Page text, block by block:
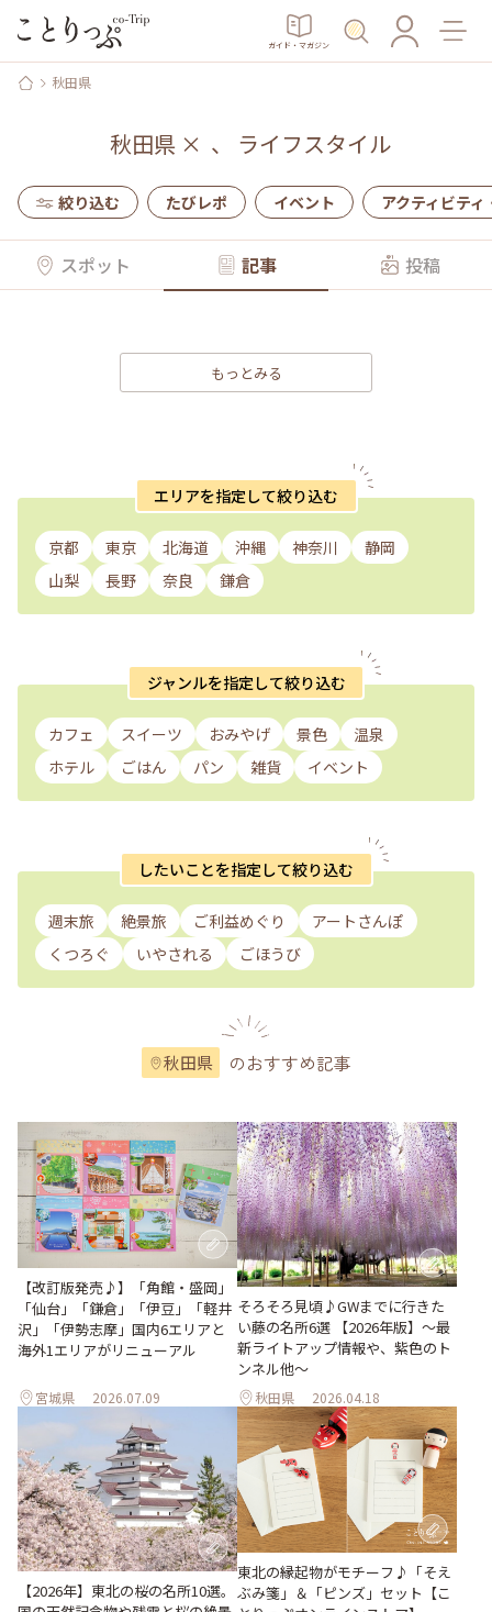
ガイド・マガジン
秋田県
秋田県 × 、 ライフスタイル
絞り込む たびレポ イベント アクティビティ
スポット 記事 投稿
もっとみる
エリアを指定して絞り込む
京都 東京 北海道 沖縄 神奈川
静岡
山梨
長野 奈良 鎌倉
ジャンルを指定して絞り込む
カフェ スイーツ おみやげ 景色
温泉
ホテル
ごはん パン 雑貨 イベント
したいことを指定して絞り込む
週末旅 絶景旅 ご利益めぐり
アートさんぽ
くつろぐ
いやされる ごほうび
秋田県 のおすすめ記事
【改訂版発売♪】「角館・盛岡」
「仙台」「鎌倉」「伊豆」「軽井
沢」「伊勢志摩」国内6エリアと
海外1エリアがリニューアル
宮城県 2026.07.09
そろそろ見頃♪GWまでに行きた
い藤の名所6選 【2026年版】～最
新ライトアップ情報や、紫色のト
ンネル他～
秋田県 2026.04.18
【2026年】東北の桜の名所10選。
東北の縁起物がモチーフ♪「そえ
ぶみ箋」＆「ピンズ」セット【こ